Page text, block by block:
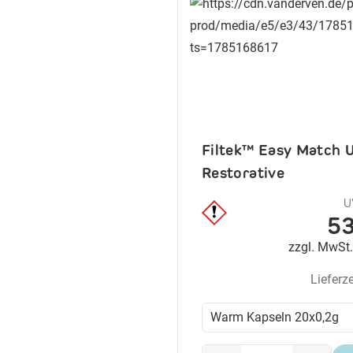
Filtek™ Easy Match
Restorative
zzgl.
Warm Kapseln 20x0,2g